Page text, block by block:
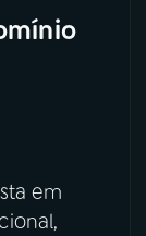
em